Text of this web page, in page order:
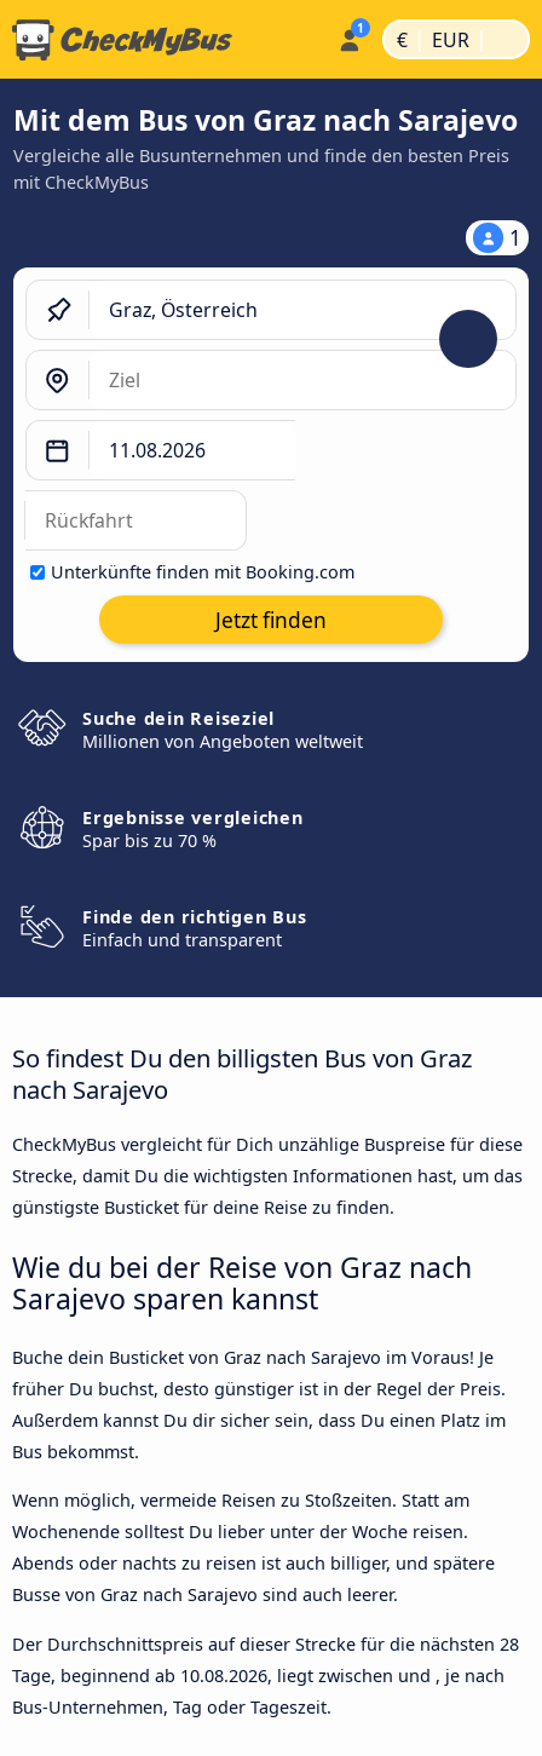
€ | EUR |
Mit dem Bus von Graz nach Sarajevo
Vergleiche alle Busunternehmen und finde den besten Preis
mit CheckMyBus
1
Unterkünfte finden mit Booking.com
Jetzt finden
Suche dein Reiseziel
Millionen von Angeboten weltweit
Ergebnisse vergleichen
Spar bis zu 70 %
Finde den richtigen Bus
Einfach und transparent
So findest Du den billigsten Bus von Graz
nach Sarajevo
CheckMyBus vergleicht für Dich unzählige Buspreise für diese
Strecke, damit Du die wichtigsten Informationen hast, um das
günstigste Busticket für deine Reise zu finden.
Wie du bei der Reise von Graz nach
Sarajevo sparen kannst
Buche dein Busticket von Graz nach Sarajevo im Voraus! Je
früher Du buchst, desto günstiger ist in der Regel der Preis.
Außerdem kannst Du dir sicher sein, dass Du einen Platz im
Bus bekommst.
Wenn möglich, vermeide Reisen zu Stoßzeiten. Statt am
Wochenende solltest Du lieber unter der Woche reisen.
Abends oder nachts zu reisen ist auch billiger, und spätere
Busse von Graz nach Sarajevo sind auch leerer.
Der Durchschnittspreis auf dieser Strecke für die nächsten 28
Tage, beginnend ab 10.08.2026, liegt zwischen und , je nach
Bus-Unternehmen, Tag oder Tageszeit.